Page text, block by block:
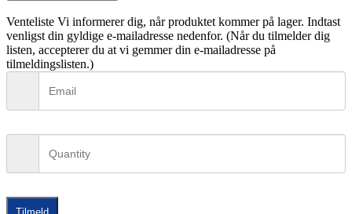
Venteliste Vi informerer dig, når produktet kommer på lager. Indtast
venligst din gyldige e-mailadresse nedenfor. (Når du tilmelder dig
listen, accepterer du at vi gemmer din e-mailadresse på
tilmeldingslisten.)